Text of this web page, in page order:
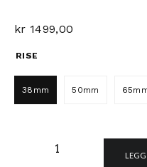
kr 1499,00
RISE
38mm 50mm